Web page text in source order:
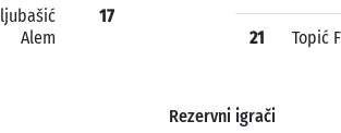
Alem
17
21 Topić
Rezervni igrači